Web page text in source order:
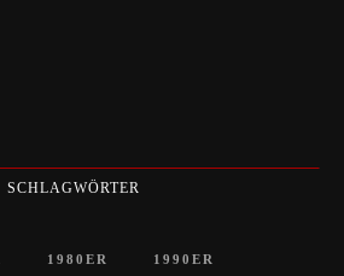
SCHLAGWÖRTER
1980ER 1990ER